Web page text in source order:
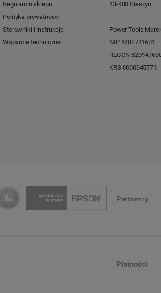
Regulamin sklepu
Polityka prywatności
Sterowniki i instrukcje
Wsparcie techniczne
43-400 Cieszyn
Power Tools
NIP 5482741601
REGON
KRS 0000945771
Partnerzy
Płatności